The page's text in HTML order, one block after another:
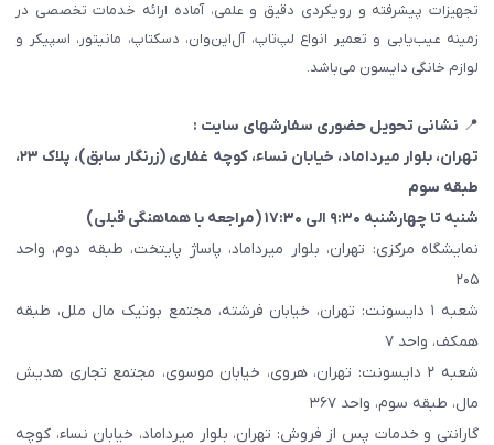
تجهیزات پیشرفته و رویکردی دقیق و علمی، آماده ارائه خدمات تخصصی در
زمینه عیب‌یابی و تعمیر انواع لپ‌تاپ، آل‌این‌وان، دسکتاپ، مانیتور، اسپیکر و
لوازم خانگی دایسون می‌باشد.
📍 نشانی تحویل حضوری سفارشهای سایت :
تهران، بلوار میرداماد، خیابان نساء، کوچه غفاری (زرنگار سابق)
، پلاک ۲۳،
طبقه سوم
شنبه تا چهارشنبه ۹:۳۰ الی ۱۷:۳۰ (مراجعه با هماهنگی قبلی)
نمایشگاه مرکزی: تهران، بلوار میرداماد، پاساژ پایتخت، طبقه دوم، واحد
۲۰۵
شعبه ۱ دایسونت: تهران، خیابان فرشته، مجتمع بوتیک مال ملل، طبقه
همکف، واحد ۷
شعبه ۲ دایسونت: تهران، هروی، خیابان موسوی، مجتمع تجاری هدیش
مال، طبقه سوم، واحد ۳۶۷
گارانتی و خدمات پس از فروش: تهران، بلوار میرداماد، خیابان نساء، کوچه